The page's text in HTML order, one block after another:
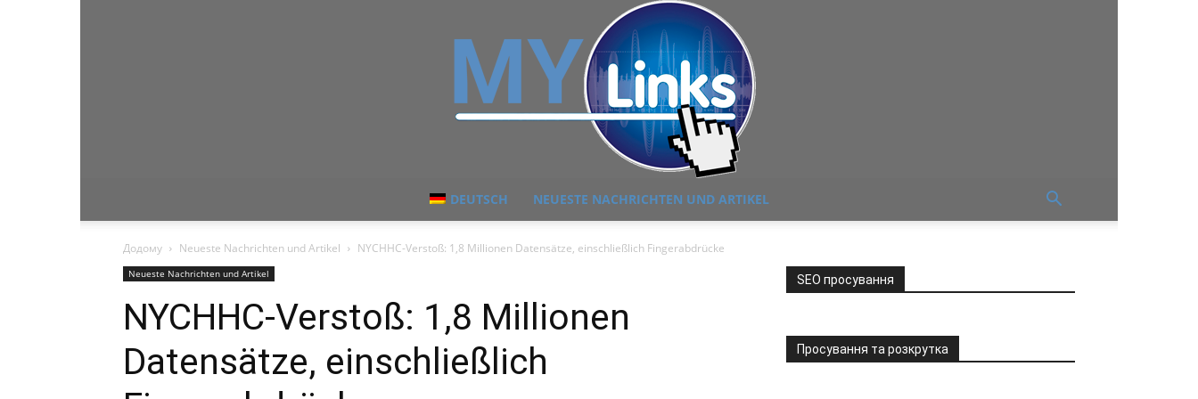
DEUTSCH NEUESTE NACHRICHTEN UND ARTIKEL
Додому Neueste Nachrichten und Artikel NYCHHC-Verstoß: 1,8 Millionen Datensätze, einschließlich Fingerabdrücke
Neueste Nachrichten und Artikel
NYCHHC-Verstoß: 1,8 Millionen
Datensätze, einschließlich
SEO просування
Просування та розкрутка